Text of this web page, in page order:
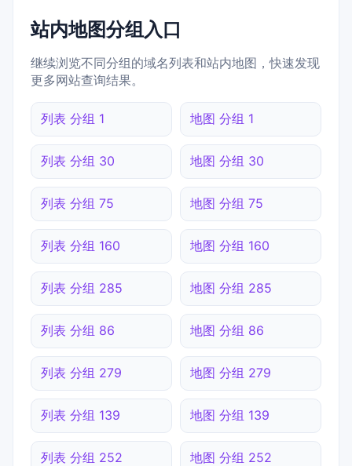
站内地图分组入口
继续浏览不同分组的域名列表和站内地图，快速发现
更多网站查询结果。
列表 分组 1 地图 分组 1
列表 分组 30 地图 分组 30
列表 分组 75 地图 分组 75
列表 分组 160 地图 分组 160
列表 分组 285 地图 分组 285
列表 分组 86 地图 分组 86
列表 分组 279 地图 分组 279
列表 分组 139 地图 分组 139
列表 分组 252 地图 分组 252